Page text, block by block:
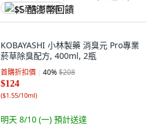
$5 酷澎幣回饋
KOBAYASHI 小林製藥 消臭元 Pro專業
菸草除臭配方, 400ml, 2瓶
首購折扣價 40%$208
$124
($1.55/10ml)
明天 8/10 (一) 預計送達